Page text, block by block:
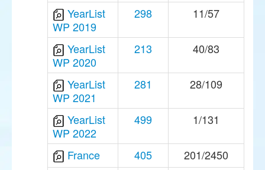
YearList
WP 2019
298 11/57
YearList
WP 2020
213 40/83
YearList
WP 2021
281 28/109
YearList
WP 2022
499 1/131
France 405
201/2450